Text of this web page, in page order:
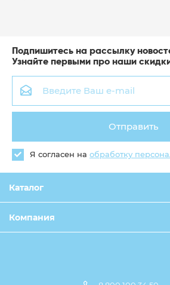
Подпишитесь на рассылку
Узнайте первыми про наши
Отправить
Я согласен на обработку
Каталог
Компания